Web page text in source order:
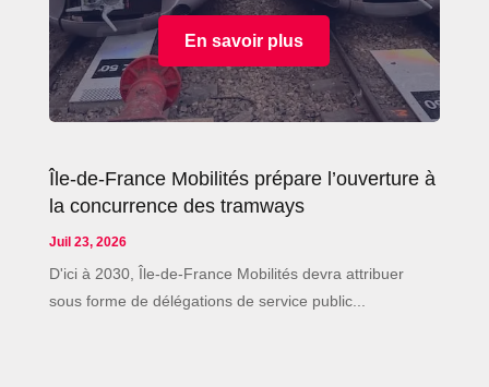
En savoir plus
Île-de-France Mobilités prépare l’ouverture à
la concurrence des tramways
Juil 23, 2026
D'ici à 2030, Île-de-France Mobilités devra attribuer
sous forme de délégations de service public...